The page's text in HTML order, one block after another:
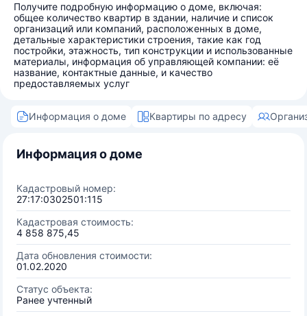
Получите подробную информацию о доме, включая:
общее количество квартир в здании, наличие и список
организаций или компаний, расположенных в доме,
детальные характеристики строения, такие как год
постройки, этажность, тип конструкции и использованные
материалы, информация об управляющей компании: её
название, контактные данные, и качество
предоставляемых услуг
Информация о доме Квартиры по адресу
Информация о доме
Кадастровый номер:
27:17:0302501:115
Кадастровая стоимость:
4 858 875,45
Дата обновления стоимости:
01.02.2020
Статус объекта:
Ранее учтенный